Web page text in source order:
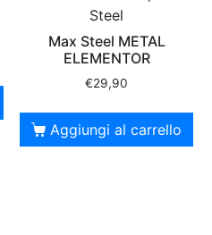
Steel
Max Steel METAL
ELEMENTOR
€29,90
Aggiungi al carrello